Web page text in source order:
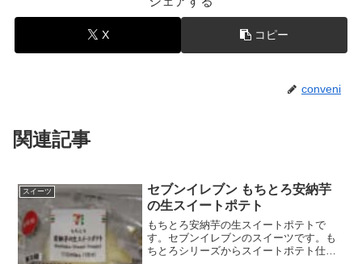
X コピー
conveni
関連記事
スイーツ
セブンイレブン もちとろ安納芋
の生スイートポテト
もちとろ安納芋の生スイートポテトで
す。セブンイレブンのスイーツです。も
ちとろシリーズからスイートポテト仕様